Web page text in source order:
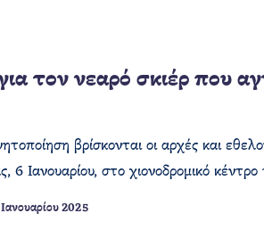
τον νεαρό σκιέρ που
βρίσκονται οι αρχές και
6 Ιανουαρίου, στο χιονοδρομικό
Ιανουαρίου 2025